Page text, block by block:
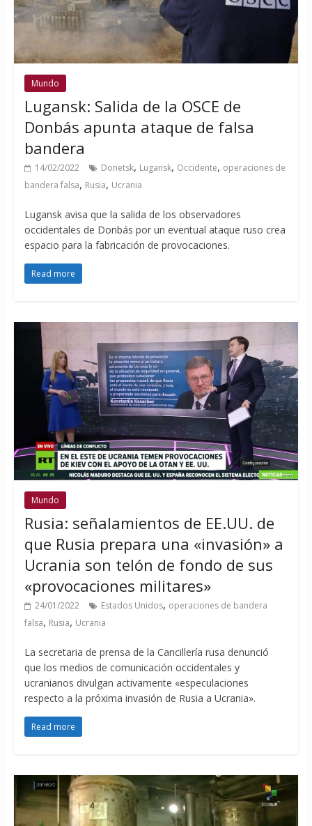
Mundo
Lugansk: Salida de la OSCE de
Donbás apunta ataque de falsa
bandera
14/02/2022 Donetsk, Lugansk, Occidente, operaciones de
bandera falsa, Rusia, Ucrania
Lugansk avisa que la salida de los observadores
occidentales de Donbás por un eventual ataque ruso crea
espacio para la fabricación de provocaciones.
Read more
Mundo
Rusia: señalamientos de EE.UU. de
que Rusia prepara una «invasión» a
Ucrania son telón de fondo de sus
«provocaciones militares»
24/01/2022 Estados Unidos, operaciones de bandera
falsa, Rusia, Ucrania
La secretaria de prensa de la Cancillería rusa denunció
que los medios de comunicación occidentales y
ucranianos divulgan activamente «especulaciones
respecto a la próxima invasión de Rusia a Ucrania».
Read more